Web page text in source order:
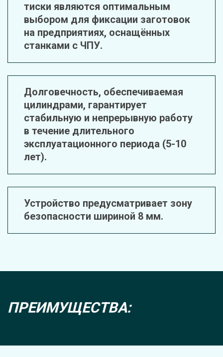
тиски являются оптимальным
выбором для фиксации заготовок
на предприятиях, оснащённых
станками с ЧПУ.
Долговечность, обеспечиваемая
цилиндрами, гарантирует
стабильную и непрерывную работу
в течение длительного
эксплуатационного периода (5-10
лет).
Устройство предусматривает зону
безопасности шириной 8 мм.
ПРЕИМУЩЕСТВА: